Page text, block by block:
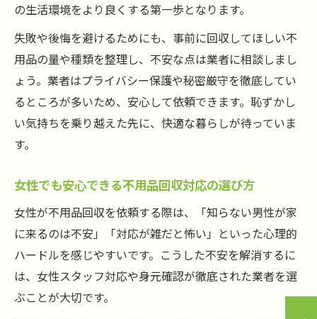
の生活環境をより良くする第一歩となります。
失敗や後悔を避けるためにも、事前に回収してほしい不
用品の量や種類を整理し、不安な点は業者に相談しまし
ょう。業者はプライバシー保護や秘密厳守を徹底してい
るところが多いため、安心して依頼できます。恥ずかし
い気持ちを乗り越えた先に、快適な暮らしが待っていま
す。
女性でも安心できる不用品回収対応の選び方
女性が不用品回収を依頼する際は、「知らない男性が家
に来るのは不安」「対応が雑だと怖い」といった心理的
ハードルを感じやすいです。こうした不安を解消するに
は、女性スタッフ対応や身元確認が徹底された業者を選
ぶことが大切です。